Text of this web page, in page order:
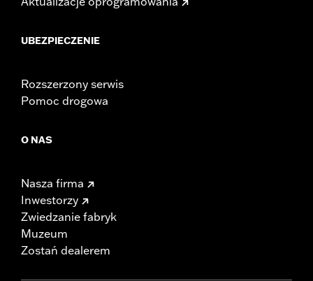
UBEZPIECZENIE
Rozszerzony serwis
Pomoc drogowa
O NAS
Nasza firma
Inwestorzy
Zwiedzanie fabryk
Muzeum
Zostań dealerem